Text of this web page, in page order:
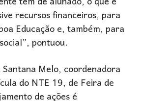
recursos financeiros, para
Educação e, também, para
pontuou.
Melo, coordenadora
do NTE 19, de Feira de